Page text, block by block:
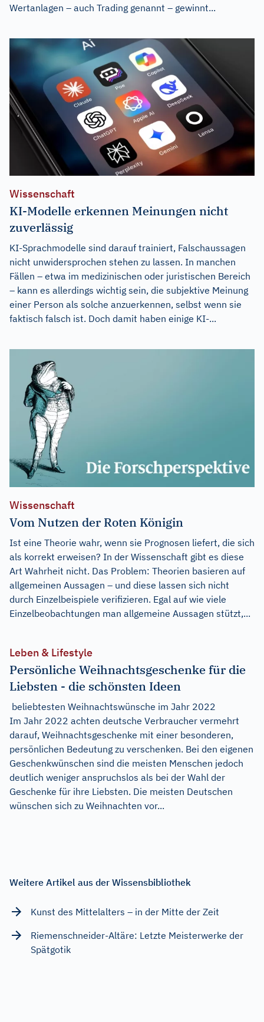
Wertanlagen – auch Trading genannt – gewinnt...
Wissenschaft
KI-Modelle erkennen Meinungen nicht
zuverlässig
KI-Sprachmodelle sind darauf trainiert, Falschaussagen
nicht unwidersprochen stehen zu lassen. In manchen
Fällen – etwa im medizinischen oder juristischen Bereich
– kann es allerdings wichtig sein, die subjektive Meinung
einer Person als solche anzuerkennen, selbst wenn sie
faktisch falsch ist. Doch damit haben einige KI-...
Wissenschaft
Vom Nutzen der Roten Königin
Ist eine Theorie wahr, wenn sie Prognosen liefert, die sich
als korrekt erweisen? In der Wissenschaft gibt es diese
Art Wahrheit nicht. Das Problem: Theorien basieren auf
allgemeinen Aussagen – und diese lassen sich nicht
durch Einzelbeispiele verifizieren. Egal auf wie viele
Einzelbeobachtungen man allgemeine Aussagen stützt,...
Leben & Lifestyle
Persönliche Weihnachtsgeschenke für die
Liebsten - die schönsten Ideen
beliebtesten Weihnachtswünsche im Jahr 2022
Im Jahr 2022 achten deutsche Verbraucher vermehrt
darauf, Weihnachtsgeschenke mit einer besonderen,
persönlichen Bedeutung zu verschenken. Bei den eigenen
Geschenkwünschen sind die meisten Menschen jedoch
deutlich weniger anspruchslos als bei der Wahl der
Geschenke für ihre Liebsten. Die meisten Deutschen
wünschen sich zu Weihnachten vor...
Weitere Artikel aus der Wissensbibliothek
Kunst des Mittelalters – in der Mitte der Zeit
Riemenschneider-Altäre: Letzte Meisterwerke der
Spätgotik